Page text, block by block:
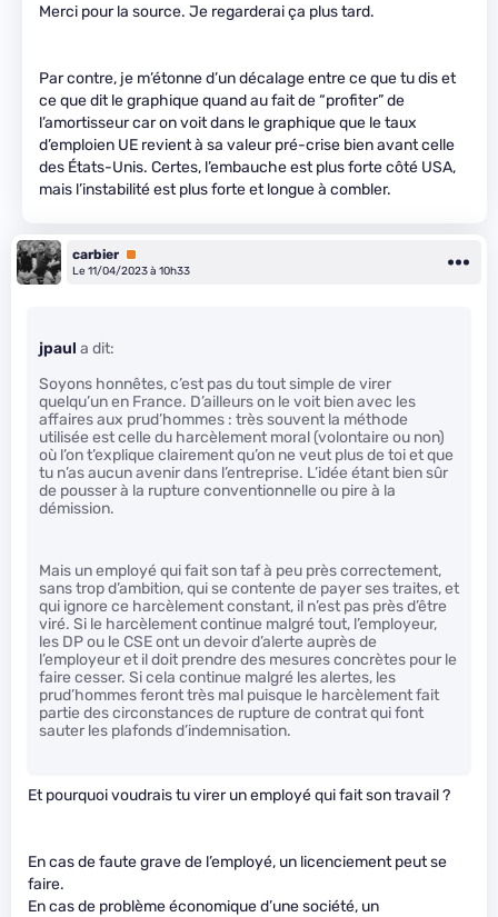
Merci pour la source. Je regarderai ça plus tard.
Par contre, je m’étonne d’un décalage entre ce que tu dis et
ce que dit le graphique quand au fait de “profiter” de
l’amortisseur car on voit dans le graphique que le taux
d’emploien UE revient à sa valeur pré-crise bien avant celle
des États-Unis. Certes, l’embauche est plus forte côté USA,
mais l’instabilité est plus forte et longue à combler.
carbier Premium
Le 11/04/2023 à 10h33
jpaul a dit:
Soyons honnêtes, c’est pas du tout simple de virer
quelqu’un en France. D’ailleurs on le voit bien avec les
affaires aux prud’hommes : très souvent la méthode
utilisée est celle du harcèlement moral (volontaire ou non)
où l’on t’explique clairement qu’on ne veut plus de toi et que
tu n’as aucun avenir dans l’entreprise. L’idée étant bien sûr
de pousser à la rupture conventionnelle ou pire à la
démission.
Mais un employé qui fait son taf à peu près correctement,
sans trop d’ambition, qui se contente de payer ses traites, et
qui ignore ce harcèlement constant, il n’est pas près d’être
viré. Si le harcèlement continue malgré tout, l’employeur,
les DP ou le CSE ont un devoir d’alerte auprès de
l’employeur et il doit prendre des mesures concrètes pour le
faire cesser. Si cela continue malgré les alertes, les
prud’hommes feront très mal puisque le harcèlement fait
partie des circonstances de rupture de contrat qui font
sauter les plafonds d’indemnisation.
Et pourquoi voudrais tu virer un employé qui fait son travail ?
En cas de faute grave de l’employé, un licenciement peut se
faire.
En cas de problème économique d’une société, un